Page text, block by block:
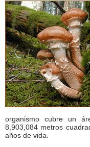
organismo cubre un
8,903,084 metros
años de vida.